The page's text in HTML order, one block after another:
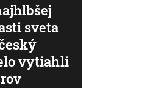
sveta
vytiahli